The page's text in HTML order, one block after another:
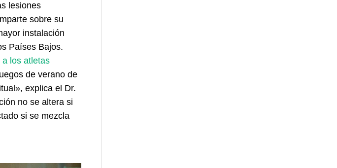
lesiones
sobre su
instalación
Países Bajos.
los atletas
de verano de
explica el Dr.
no se altera si
si se mezcla